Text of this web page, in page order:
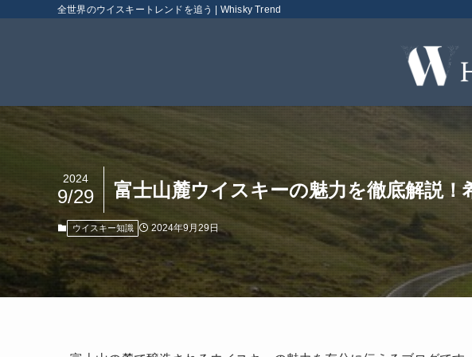
全世界のウイスキートレンドを追う | Whisky Trend
富士山麓ウイスキーの魅力を徹底解説
2024
9/29
ウイスキー知識 2024年9月29日